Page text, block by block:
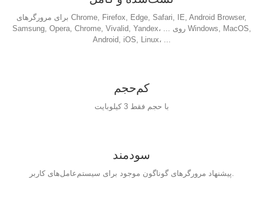
برای مرورگرهای Chrome, Firefox, Edge, Safari, IE, Android Browser,
Samsung, Opera, Chrome, Vivalid, Yandex، ... روی Windows, MacOS,
Android, iOS, Linux، ...
کم‌حجم
با حجم فقط 3 کیلوبایت
سودمند
پیشنهاد مرورگرهای گوناگون موجود برای سیستم‌عامل‌های کاربر.